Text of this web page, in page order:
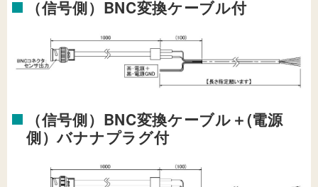
（信号側）BNC変換ケーブル付
（信号側）BNC変換ケーブル＋(電源
側）バナナプラグ付